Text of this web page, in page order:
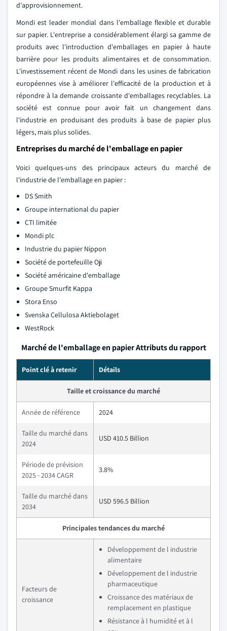
d'approvisionnement.
Mondi est leader mondial dans l'emballage flexible et durable
sur papier. L'entreprise a considérablement élargi sa gamme de
produits avec l'introduction d'emballages en papier à haute
barrière pour les produits alimentaires et de consommation.
L'investissement récent de Mondi dans les usines de fabrication
européennes vise à améliorer l'efficacité de la production et à
répondre à la demande croissante d'emballages recyclables. La
société est connue pour avoir fait un changement dans
l'industrie en produisant des produits à base de papier plus
légers, mais plus solides.
Entreprises du marché de l'emballage en papier
Voici quelques-uns des principaux acteurs du marché de
l'industrie de l'emballage en papier :
DS Smith
Groupe international du papier
CTI limitée
Mondi plc
Industrie du papier Nippon
Société de portefeuille Oji
Société américaine d'emballage
Groupe Smurfit Kappa
Stora Enso
Svenska Cellulosa Aktiebolaget
WestRock
Marché de l'emballage en papier Attributs du rapport
Point clé à retenir Détails
Taille et croissance du marché
Année de référence 2024
Taille du marché dans
2024
USD 410.5 Billion
Période de prévision
2025 - 2034 CAGR
3.8%
Taille du marché dans
2034
USD 596.5 Billion
Principales tendances du marché
Facteurs de
croissance
Développement de l industrie
alimentaire
Développement de l industrie
pharmaceutique
Croissance des matériaux de
remplacement en plastique
Résistance à l humidité et à l